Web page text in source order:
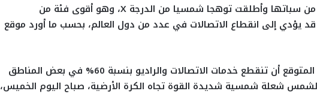
يبدو أن الشمس استيقظت من سباتها وأطلقت توهجا شمسيا من الدرجة X، وهو أقوى فئة من
يؤدي إلى انقطاع الاتصالات في عدد من دول العالم، بحسب ما أورد موقع
فخلال الساعات القادمة، من المتوقع أن تنقطع خدمات الاتصالات والراديو بنسبة 60% في بعض المناطق
شعلة شمسية شديدة القوة تجاه الكرة الأرضية، صباح اليوم الخميس،